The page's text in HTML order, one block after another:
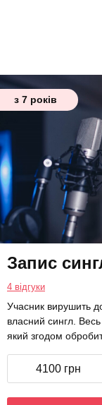
з 7 років
Запис
4 відгуки
Учасник вирушить
власний сингл.
який згодом
4100 грн